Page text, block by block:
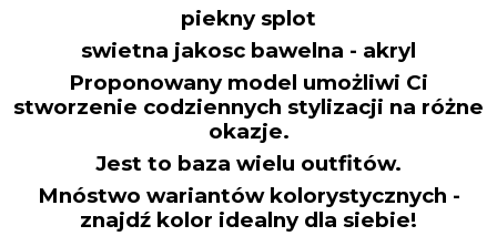
piekny splot
swietna jakosc bawelna - akryl
Proponowany model umożliwi Ci
stworzenie codziennych stylizacji na różne
okazje.
Jest to baza wielu outfitów.
Mnóstwo wariantów kolorystycznych -
znajdź kolor idealny dla siebie!